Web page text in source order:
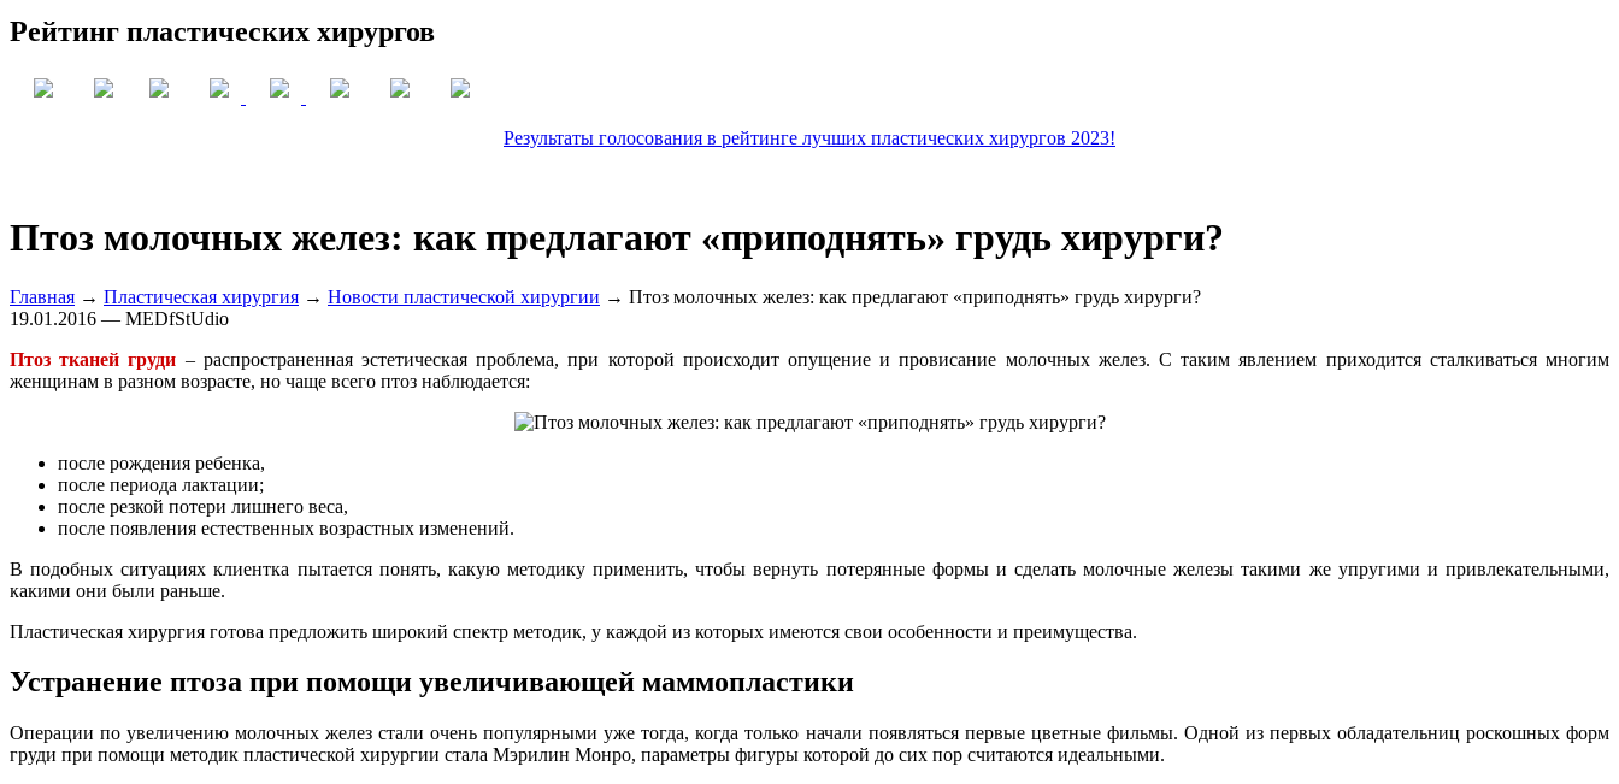
Рейтинг пластических хирургов
Результаты голосования в рейтинге лучших пластических хирургов 2023!
Птоз молочных желез: как предлагают «приподнять» грудь хирурги?
Главная → Пластическая хирургия → Новости пластической хирургии → Птоз молочных желез: как предлагают «приподнять» грудь хирурги?
19.01.2016 — MEDfStUdio
Птоз тканей груди – распространенная эстетическая проблема, при которой происходит опущение и провисание молочных желез. С таким явлением приходится сталкиваться многим
женщинам в разном возрасте, но чаще всего птоз наблюдается:
после рождения ребенка,
после периода лактации;
после резкой потери лишнего веса,
после появления естественных возрастных изменений.
В подобных ситуациях клиентка пытается понять, какую методику применить, чтобы вернуть потерянные формы и сделать молочные железы такими же упругими и привлекательными,
какими они были раньше.
Пластическая хирургия готова предложить широкий спектр методик, у каждой из которых имеются свои особенности и преимущества.
Устранение птоза при помощи увеличивающей маммопластики
Операции по увеличению молочных желез стали очень популярными уже тогда, когда только начали появляться первые цветные фильмы. Одной из первых обладательниц роскошных форм
груди при помощи методик пластической хирургии стала Мэрилин Монро, параметры фигуры которой до сих пор считаются идеальными.